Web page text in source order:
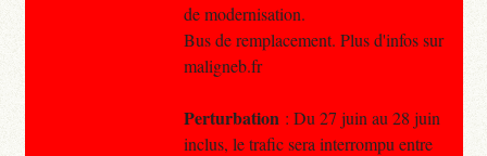
de modernisation.
Bus de remplacement. Plus d'infos sur
maligneb.fr
Perturbation : Du 27 juin au 28 juin
inclus, le trafic sera interrompu entre